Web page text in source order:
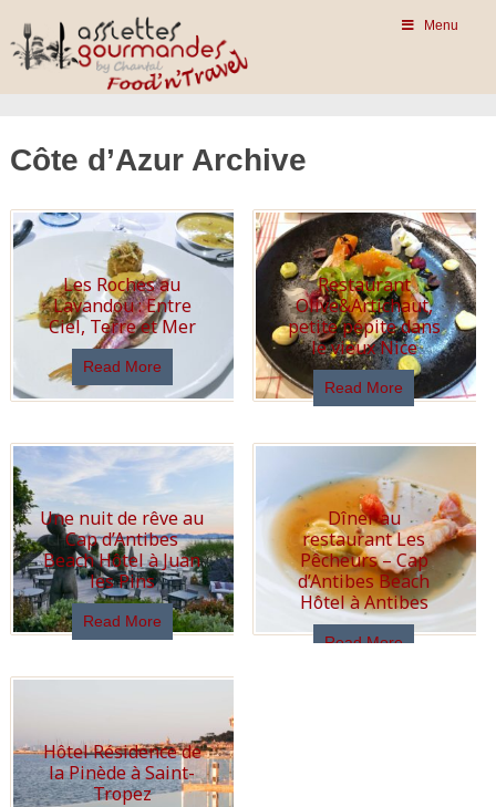
Menu
Côte d’Azur Archive
Les Roches au
Lavandou : Entre
Ciel, Terre et Mer
Read More
Restaurant
Olive&Artichaut,
petite pépite dans
le vieux Nice
Read More
Une nuit de rêve au
Cap d’Antibes
Beach Hôtel à Juan
les Pins
Read More
Dîner au
restaurant Les
Pêcheurs – Cap
d’Antibes Beach
Hôtel à Antibes
Read More
Hôtel Résidence de
la Pinède à Saint-
Tropez